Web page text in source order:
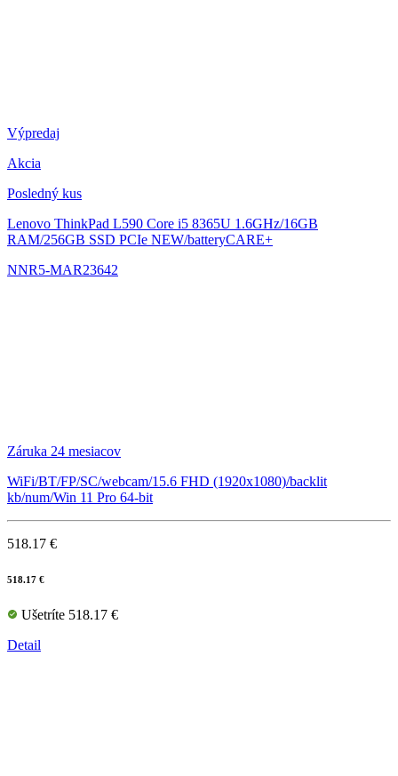
Výpredaj
Akcia
Posledný kus
Lenovo ThinkPad L590 Core i5 8365U 1.6GHz/16GB
RAM/256GB SSD PCIe NEW/batteryCARE+
NNR5-MAR23642
Záruka 24 mesiacov
WiFi/BT/FP/SC/webcam/15.6 FHD (1920x1080)/backlit
kb/num/Win 11 Pro 64-bit
518.17 €
518.17 €
Ušetríte 518.17 €
Detail